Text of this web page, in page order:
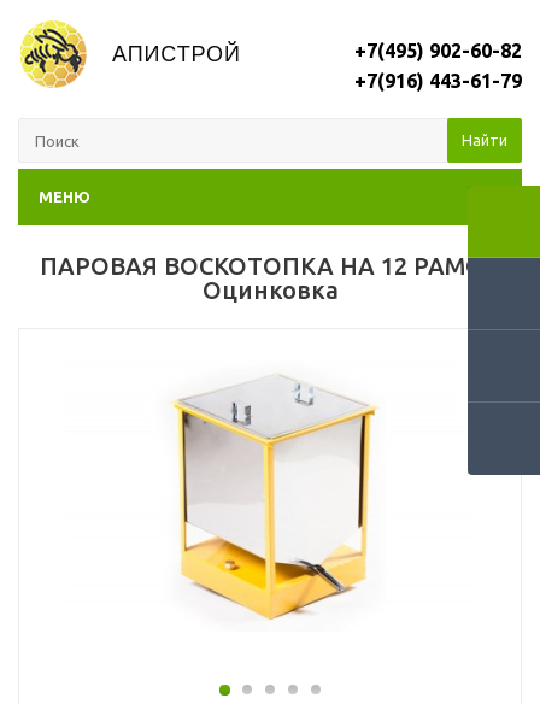
+7(495) 902-60-82
+7(916) 443-61-79
Найти
МЕНЮ
ПАРОВАЯ ВОСКОТОПКА НА 12 РАМОК
Оцинковка